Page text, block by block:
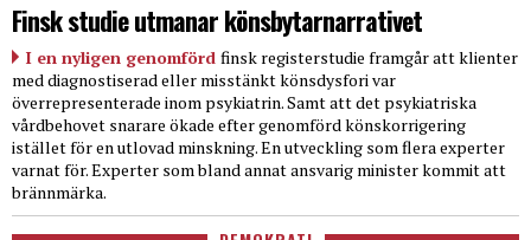
Finsk studie utmanar könsbytarnarrativet
I en nyligen genomförd finsk registerstudie framgår att klienter
med diagnostiserad eller misstänkt könsdysfori var
överrepresenterade inom psykiatrin. Samt att det psykiatriska
vårdbehovet snarare ökade efter genomförd könskorrigering
istället för en utlovad minskning. En utveckling som flera experter
varnat för. Experter som bland annat ansvarig minister kommit att
brännmärka.